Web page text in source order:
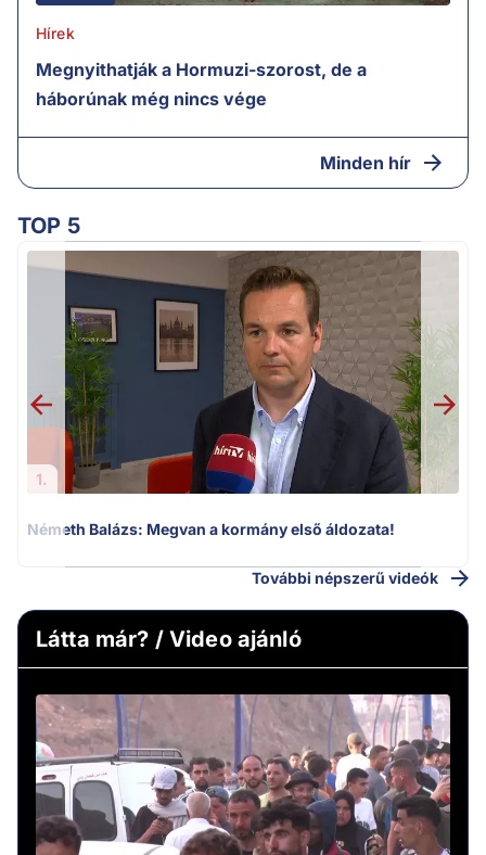
Hírek
Megnyithatják a Hormuzi-szorost, de a
háborúnak még nincs vége
Minden hír
TOP 5
1.
Németh Balázs: Megvan a kormány első áldozata!
További népszerű videók
Látta már? / Video ajánló